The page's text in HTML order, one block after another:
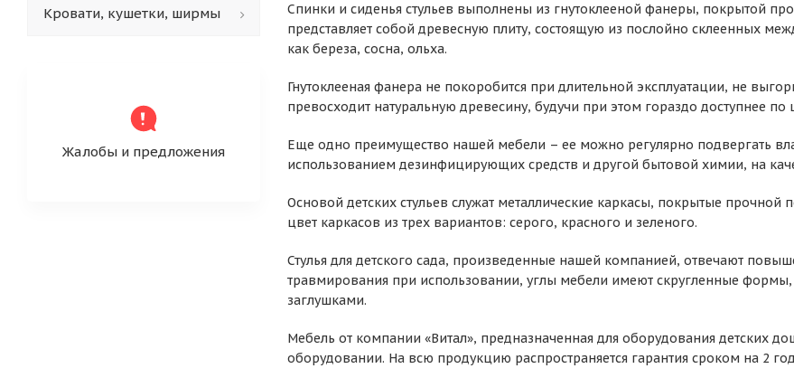
Спинки и сиденья стульев выполнены из гнутоклееной фанеры, покрытой
представляет собой древесную плиту, состоящую из послойно склеенных
как береза, сосна, ольха.
Гнутоклееная фанера не покоробится при длительной эксплуатации, не
превосходит натуральную древесину, будучи при этом гораздо доступнее по
Еще одно преимущество нашей мебели – ее можно регулярно подвергать
использованием дезинфицирующих средств и другой бытовой химии, на
Основой детских стульев служат металлические каркасы, покрытые
цвет каркасов из трех вариантов: серого, красного и зеленого.
Стулья для детского сада, произведенные нашей компанией, отвечают
травмирования при использовании, углы мебели имеют скругленные
заглушками.
Мебель от компании «Витал», предназначенная для оборудования детских
оборудовании. На всю продукцию распространяется гарантия сроком на 2
Кровати, кушетки, ширмы
Жалобы и предложения